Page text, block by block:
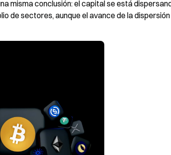
misma conclusión: el capital se está
de sectores, aunque el avance de la